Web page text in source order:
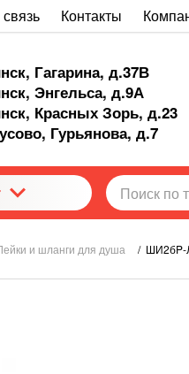
Контакты
Гагарина, д.37В
Энгельса, д.9А
Красных Зорь, д.23
Гурьянова, д.7
и шланги для душа / ШИ2бP-